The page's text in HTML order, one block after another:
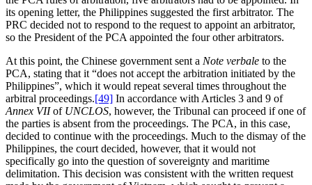
its opening letter, the Philippines suggested the first arbitrator. The
PRC decided not to respond to the request to appoint an arbitrator,
so the President of the PCA appointed the four other arbitrators.
At this point, the Chinese government sent a Note verbale to the
PCA, stating that it “does not accept the arbitration initiated by the
Philippines”, which it would repeat several times throughout the
arbitral proceedings.[49] In accordance with Articles 3 and 9 of
Annex VIIof UNCLOS, however, the Tribunal can proceed if one of
the parties is absent from the proceedings. The PCA, in this case,
decided to continue with the proceedings. Much to the dismay of the
Philippines, the court decided, however, that it would not
specifically go into the question of sovereignty and maritime
delimitation. This decision was consistent with the written request